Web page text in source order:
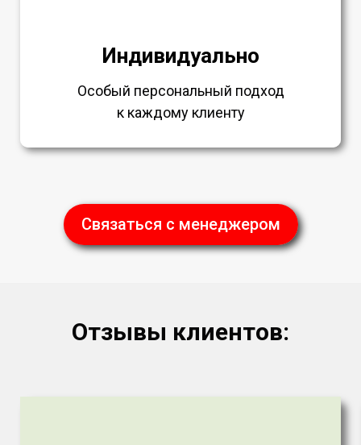
Индивидуально
Особый персональный подход
к каждому клиенту
Связаться с менеджером
Отзывы клиентов: